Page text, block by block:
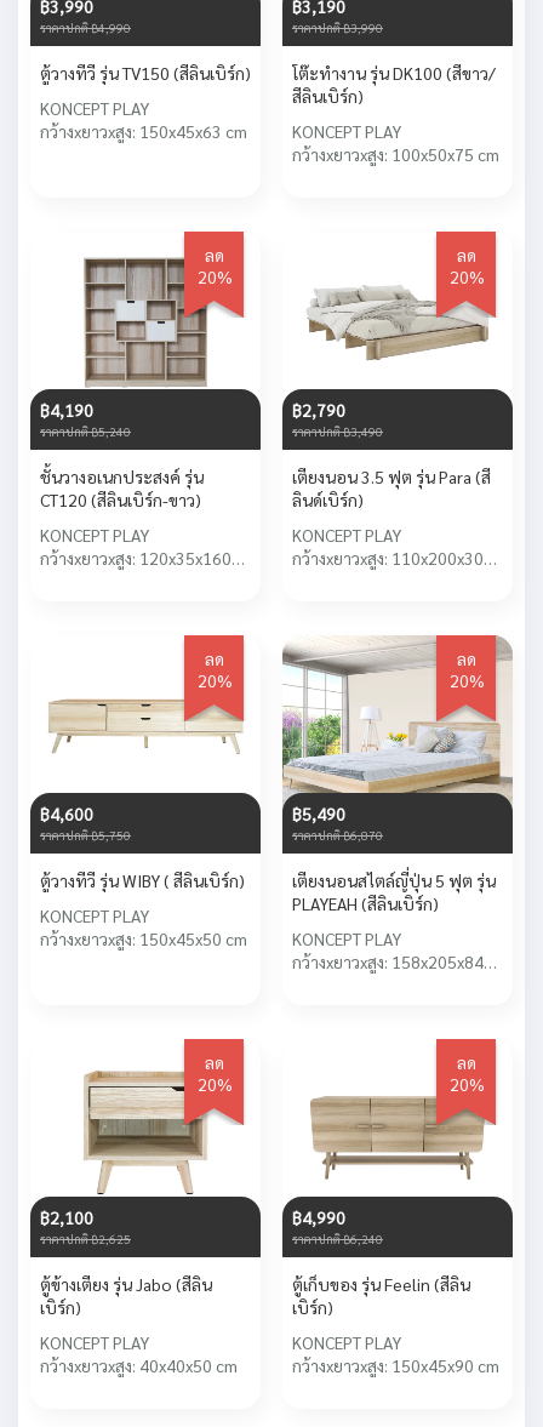
฿3,990
ราคาปกติ ฿4,990
ตู้วางทีวี รุ่น TV150 (สีลินเบิร์ก)
KONCEPT PLAY
กว้างxยาวxสูง: 150x45x63 cm
฿3,190
ราคาปกติ ฿3,990
โต๊ะทำงาน รุ่น DK100 (สีขาว/
สีลินเบิร์ก)
KONCEPT PLAY
กว้างxยาวxสูง: 100x50x75 cm
ลด
20%
฿4,190
ราคาปกติ ฿5,240
ชั้นวางอเนกประสงค์ รุ่น
CT120 (สีลินเบิร์ก-ขาว)
KONCEPT PLAY
กว้างxยาวxสูง: 120x35x160
ลด
20%
฿2,790
ราคาปกติ ฿3,490
เตียงนอน 3.5 ฟุต รุ่น Para (สี
ลินด์เบิร์ก)
KONCEPT PLAY
กว้างxยาวxสูง: 110x200x30
ลด
20%
฿4,600
ราคาปกติ ฿5,750
ตู้วางทีวี รุ่น WIBY ( สีลินเบิร์ก)
KONCEPT PLAY
กว้างxยาวxสูง: 150x45x50 cm
ลด
20%
฿5,490
ราคาปกติ ฿6,870
เตียงนอนสไตล์ญี่ปุ่น 5 ฟุต รุ่น
PLAYEAH (สีลินเบิร์ก)
KONCEPT PLAY
กว้างxยาวxสูง: 158x205x84
ลด
20%
฿2,100
ราคาปกติ ฿2,625
ตู้ข้างเตียง รุ่น Jabo (สีลิน
เบิร์ก)
KONCEPT PLAY
กว้างxยาวxสูง: 40x40x50 cm
ลด
20%
฿4,990
ราคาปกติ ฿6,240
ตู้เก็บของ รุ่น Feelin (สีลิน
เบิร์ก)
KONCEPT PLAY
กว้างxยาวxสูง: 150x45x90 cm